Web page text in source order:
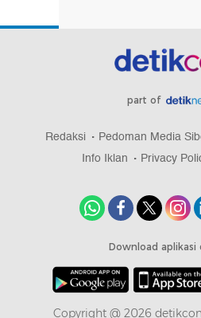
part of
Redaksi Pedoman Media
Info Iklan
Privacy
Download
Copyright @ 2026